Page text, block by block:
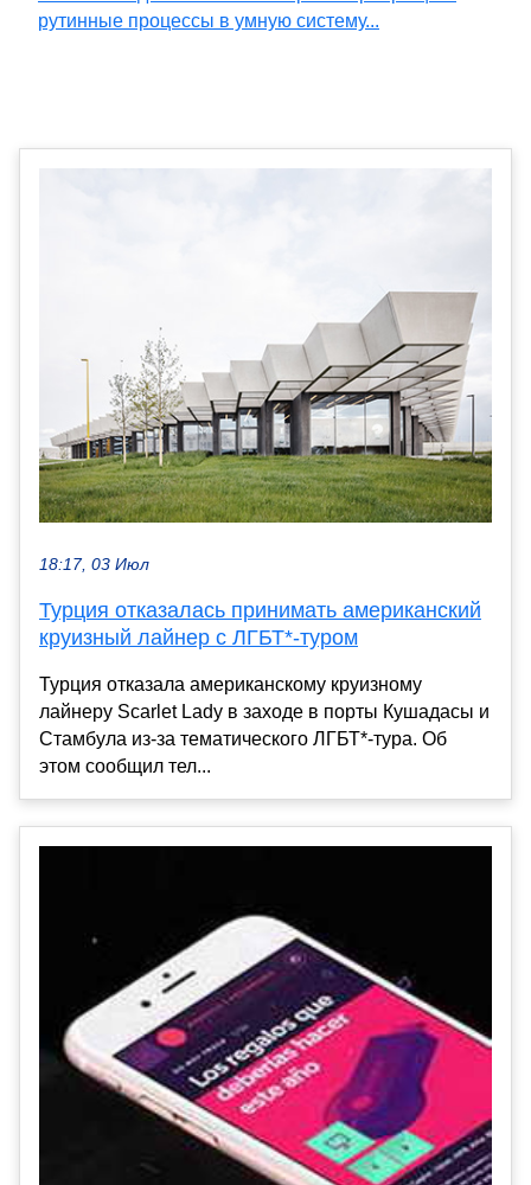
рутинные процессы в умную систему...
18:17, 03 Июл
Турция отказалась принимать американский
круизный лайнер с ЛГБТ*-туром
Турция отказала американскому круизному
лайнеру Scarlet Lady в заходе в порты Кушадасы и
Стамбула из-за тематического ЛГБТ*-тура. Об
этом сообщил тел...